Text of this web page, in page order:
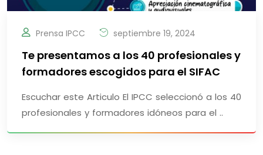
Prensa IPCC septiembre 19, 2024
Te presentamos a los 40 profesionales y
formadores escogidos para el SIFAC
Escuchar este Articulo El IPCC seleccionó a los 40
profesionales y formadores idóneos para el ..